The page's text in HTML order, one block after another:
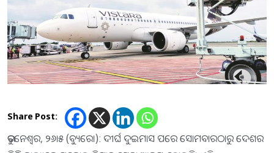
Share Post:
ଭୁବନେଶ୍ୱର, ୨୬ା୫ (ବ୍ୟୁରୋ): ଦୀର୍ଘ ଦୁଇମାସ ପରେ ସୋମବାରଠାରୁ ଦେଶର